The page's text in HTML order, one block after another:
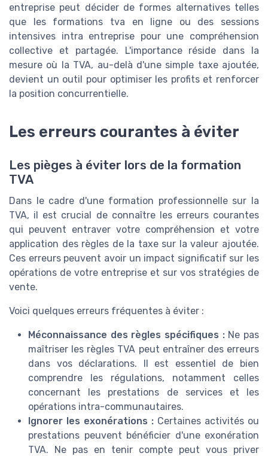
entreprise peut décider de formes alternatives telles
que les formations tva en ligne ou des sessions
intensives intra entreprise pour une compréhension
collective et partagée. L'importance réside dans la
mesure où la TVA, au-delà d'une simple taxe ajoutée,
devient un outil pour optimiser les profits et renforcer
la position concurrentielle.
Les erreurs courantes à éviter
Les pièges à éviter lors de la formation
TVA
Dans le cadre d'une formation professionnelle sur la
TVA, il est crucial de connaître les erreurs courantes
qui peuvent entraver votre compréhension et votre
application des règles de la taxe sur la valeur ajoutée.
Ces erreurs peuvent avoir un impact significatif sur les
opérations de votre entreprise et sur vos stratégies de
vente.
Voici quelques erreurs fréquentes à éviter :
Méconnaissance des règles spécifiques :Ne pas
maîtriser les règles TVA peut entraîner des erreurs
dans vos déclarations. Il est essentiel de bien
comprendre les régulations, notamment celles
concernant les prestations de services et les
opérations intra-communautaires.
Ignorer les exonérations : Certaines activités ou
prestations peuvent bénéficier d'une exonération
TVA. Ne pas en tenir compte peut vous priver